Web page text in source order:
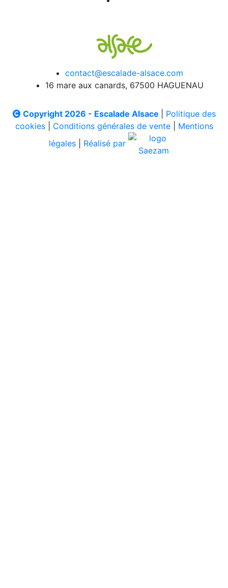
contact@escalade-alsace.com
16 mare aux canards, 67500 HAGUENAU
Copyright 2026 - Escalade Alsace
Politique des
cookies| Conditions générales de vente| Mentions
légales
Réalisé par